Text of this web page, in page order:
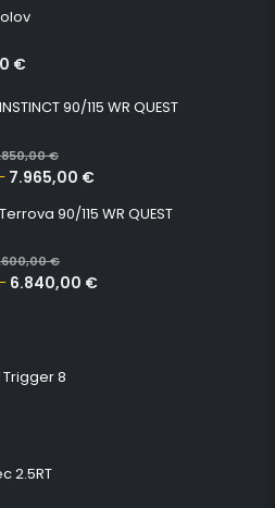
€
90/115 WR QUEST
€
7.965,00 €
90/115 WR QUEST
€
– 6.840,00 €
8
5
2.5RT